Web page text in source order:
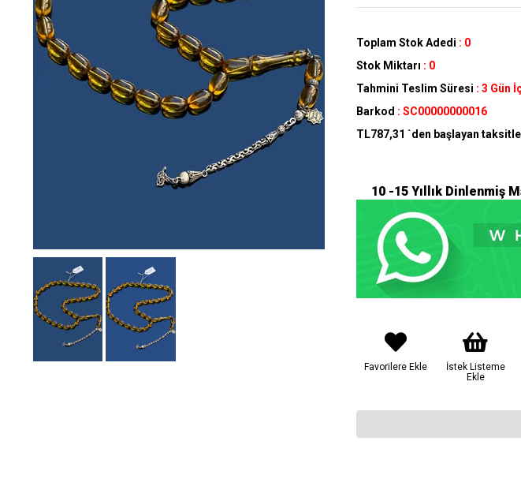
Toplam Stok Adedi : 0
Stok Miktarı : 0
Tahmini Teslim Süresi : 3 Gün
Barkod : SC00000000016
TL787,31 `den başlayan
10 -15 Yıllık Dinlenmiş
Favorilere Ekle
İstek Listeme
Ekle